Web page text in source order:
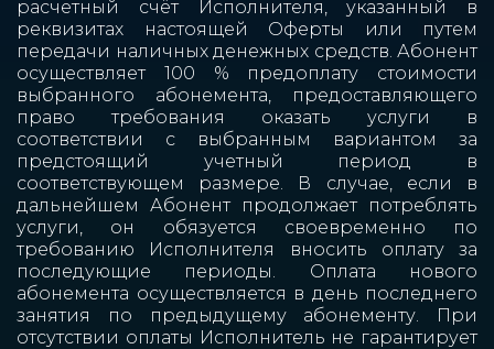
расчетный счёт Исполнителя, указанный в
реквизитах настоящей Оферты или путем
передачи наличных денежных средств. Абонент
осуществляет 100 % предоплату стоимости
выбранного абонемента, предоставляющего
право требования оказать услуги в
соответствии с выбранным вариантом за
предстоящий учетный период в
соответствующем размере. В случае, если в
дальнейшем Абонент продолжает потреблять
услуги, он обязуется своевременно по
требованию Исполнителя вносить оплату за
последующие периоды. Оплата нового
абонемента осуществляется в день последнего
занятия по предыдущему абонементу. При
отсутствии оплаты Исполнитель не гарантирует